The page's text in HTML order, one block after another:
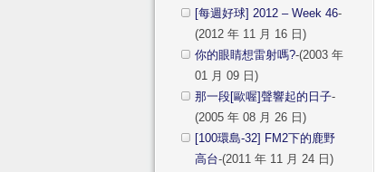
[每週好球] 2012 – Week 46-
(2012 年 11 月 16 日)
你的眼睛想雷射嗎?-(2003 年
01 月 09 日)
那一段[歐喔]聲響起的日子-
(2005 年 08 月 26 日)
[100環島-32] FM2下的鹿野
高台-(2011 年 11 月 24 日)